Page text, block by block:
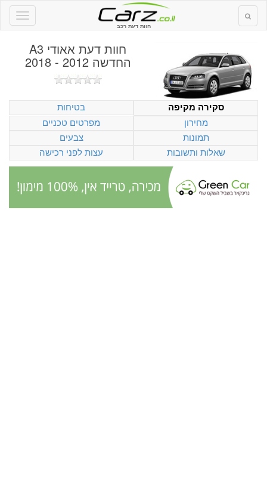
חוות דעת רכב
חוות דעת אאודי A3
החדשה 2012 - 2018
סקירה מקיפה
בטיחות
מחירון
מפרטים טכניים
תמונות
צבעים
שאלות ותשובות
עצות לפני רכישה